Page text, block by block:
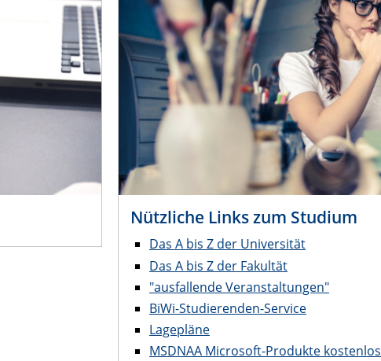
Nützliche Links zum Studium
Das A bis Z der Universität
Das A bis Z der Fakultät
"ausfallende Veranstaltungen"
BiWi-Studierenden-Service
Lagepläne
MSDNAA Microsoft-Produkte kostenlos